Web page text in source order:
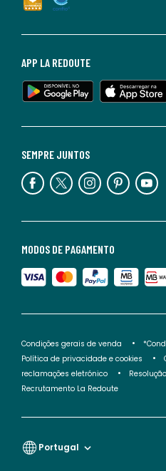
MODOS DE PAGAMENTO
SEMPRE JUNTOS
APP LA REDOUTE
Condições gerais de venda
Política de privacidade e cookies
reclamações eletrónico
Recrutamento La Redoute
Portugal